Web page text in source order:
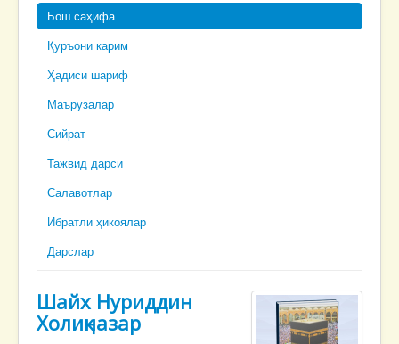
Бош саҳифа
Қуръони карим
Ҳадиси шариф
Маърузалар
Сийрат
Тажвид дарси
Салавотлар
Ибратли ҳикоялар
Дарслар
Шайх Нуриддин
Холиқназар